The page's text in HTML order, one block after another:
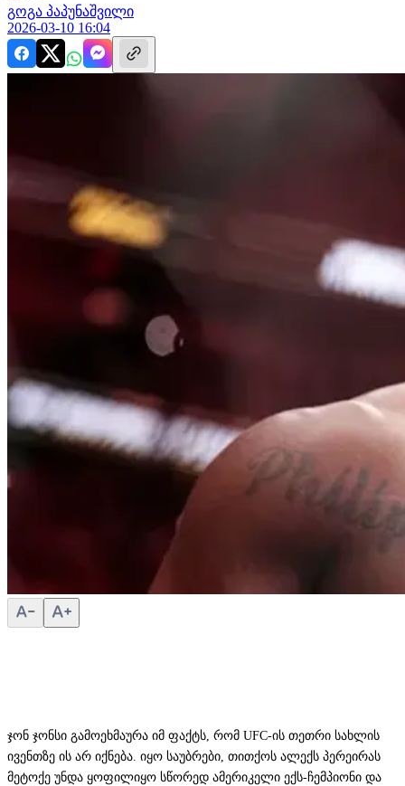
გოგა პაპუნაშვილი
2026-03-10 16:04
ჯონ ჯონსი გამოეხმაურა იმ ფაქტს, რომ UFC-ის თეთრი სახლის
ივენთზე ის არ იქნება. იყო საუბრები, თითქოს ალექს პერეირას
მეტოქე უნდა ყოფილიყო სწორედ ამერიკელი ექს-ჩემპიონი და